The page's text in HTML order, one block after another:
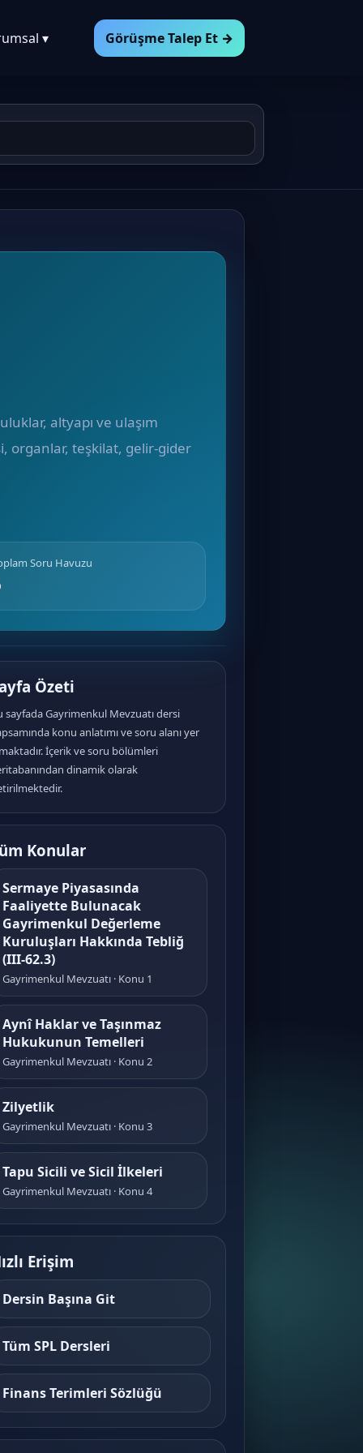
▾ Görüşme Talep Et →
altyapı ve ulaşım
organlar, teşkilat, gelir-gider
Soru Havuzu
Özeti
sayfada Gayrimenkul Mevzuatı dersi
konu anlatımı ve soru alanı yer
İçerik ve soru bölümleri
dinamik olarak
Konular
Sermaye Piyasasında
Faaliyette Bulunacak
Gayrimenkul Değerleme
Kuruluşları Hakkında Tebliğ
(III-62.3)
Gayrimenkul Mevzuatı · Konu 1
Aynî Haklar ve Taşınmaz
Hukukunun Temelleri
Gayrimenkul Mevzuatı · Konu 2
Zilyetlik
Gayrimenkul Mevzuatı · Konu 3
Tapu Sicili ve Sicil İlkeleri
Gayrimenkul Mevzuatı · Konu 4
Taşınmaz Mülkiyeti
Gayrimenkul Mevzuatı · Konu 5
İmar Kanununun Genel
Çerçevesi
Gayrimenkul Mevzuatı · Konu 6
Mekânsal Planlama ve İmar
Planları
Erişim
Dersin Başına Git
Tüm SPL Dersleri
Finans Terimleri Sözlüğü